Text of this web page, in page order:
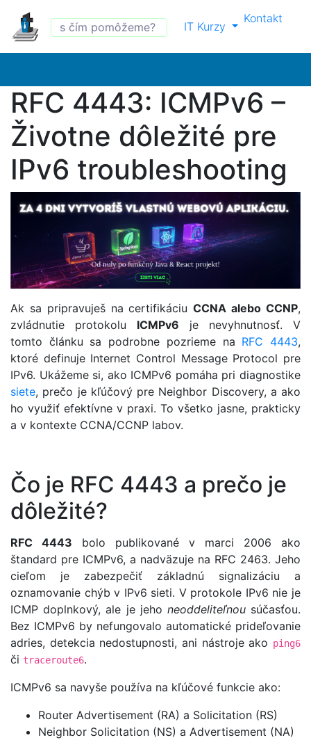
IT Kurzy
Kontakt
RFC 4443: ICMPv6 –
Životne dôležité pre
IPv6 troubleshooting
Ak sa pripravuješ na certifikáciuCCNA alebo CCNP,
zvládnutie protokolu ICMPv6 je nevyhnutnosť. V
tomto článku sa podrobne pozrieme na RFC 4443,
ktoré definuje Internet Control Message Protocol pre
IPv6. Ukážeme si, ako ICMPv6 pomáha pri diagnostike
siete, prečo je kľúčový pre Neighbor Discovery, a ako
ho využiť efektívne v praxi. To všetko jasne, prakticky
a v kontexte CCNA/CCNP labov.
Čo je RFC 4443 a prečo je
dôležité?
RFC 4443 bolo publikované v marci 2006 ako
štandard pre ICMPv6, a nadväzuje na RFC 2463. Jeho
cieľom je zabezpečiť základnú signalizáciu a
oznamovanie chýb v IPv6 sieti. V protokole IPv6 nie je
ICMP doplnkový, ale je jeho neoddeliteľnousúčasťou.
Bez ICMPv6 by nefungovalo automatické prideľovanie
adries, detekcia nedostupnosti, ani nástroje ako ping6
či traceroute6.
ICMPv6 sa navyše používa na kľúčové funkcie ako:
Router Advertisement (RA) a Solicitation (RS)
Neighbor Solicitation (NS) a Advertisement (NA)